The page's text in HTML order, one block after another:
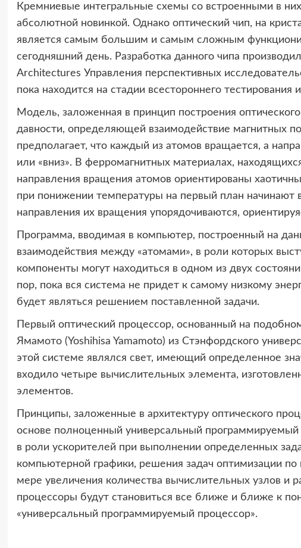
Кремниевые интегральные схемы со встроенными в
абсолютной новинкой. Однако оптический чип, на
является самым большим и самым сложным
сегодняшний день. Разработка данного чипа
Architectures Управления перспективных
пока находится на стадии всестороннего тестирования
Модель, заложенная в принцип построения
давности, определяющей взаимодействие магнитных
предполагает, что каждый из атомов вращается, а
или «вниз». В ферромагнитных материалах,
направления вращения атомов ориентированы
при понижении температуры на первый план
направления их вращения упорядочиваются,
Программа, вводимая в компьютер, построенный на
взаимодействия между «атомами», в роли которых
компоненты могут находиться в одном из двух
пор, пока вся система не придет к самому низкому
будет являться решением поставленной задачи.
Первый оптический процессор, основанный на
Ямамото (Yoshihisa Yamamoto) из Стэнфордского
этой системе являлся свет, имеющий определенное
входило четыре вычислительных элемента,
элементов.
Принципы, заложенные в архитектуру оптического
основе полноценный универсальный
в роли ускорителей при выполнении определенных
компьютерной графики, решения задач оптимизации
мере увеличения количества вычислительных узлов и
процессоры будут становиться все ближе и ближе к
«универсальный программируемый процессор».